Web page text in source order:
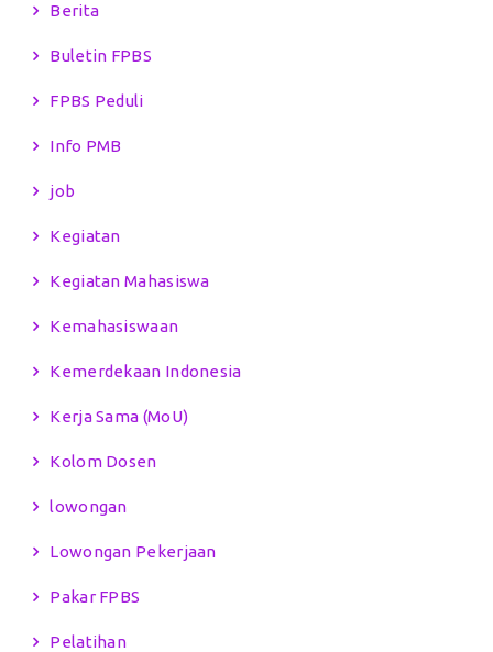
Berita
Buletin FPBS
FPBS Peduli
Info PMB
job
Kegiatan
Kegiatan Mahasiswa
Kemahasiswaan
Kemerdekaan Indonesia
Kerja Sama (MoU)
Kolom Dosen
lowongan
Lowongan Pekerjaan
Pakar FPBS
Pelatihan